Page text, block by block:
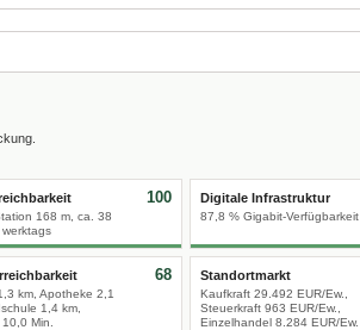
168 m, ca. 38
100 Digitale Infrastruktur
87,8 % Gigabit-Verfügbarkeit
km, Apotheke 2,1
1,4 km,
Min.
68 Standortmarkt
Kaufkraft 29.492 EUR/Ew.,
Steuerkraft 963 EUR/Ew.,
Einzelhandel 8.284 EUR/Ew.